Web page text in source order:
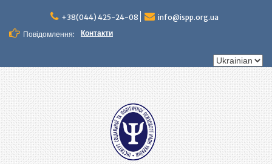
вмісту
+38(044) 425-24-08
info@ispp.org.ua
Повідомлення:
Контакти
Вибрати